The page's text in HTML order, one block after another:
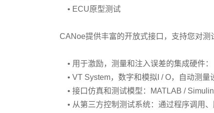
• ECU原型测试
CANoe提供丰富的开放式接口，支持您对测
• 用于激励，测量和注入误差的集成硬件：
• VT System，数字和模拟I / O，自动测量
• 接口仿真和测试模型：MATLAB /
• 从第三方控制测试系统：通过程序调用、